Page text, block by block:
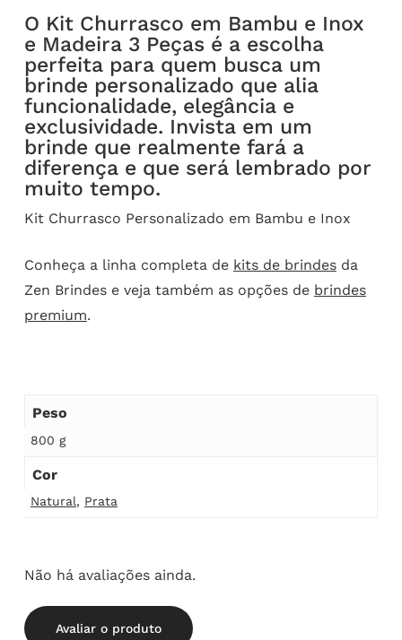
O Kit Churrasco em Bambu e Inox
e Madeira 3 Peças é a escolha
perfeita para quem busca um
brinde personalizado que alia
funcionalidade, elegância e
exclusividade. Invista em um
brinde que realmente fará a
diferença e que será lembrado por
muito tempo.
Kit Churrasco Personalizado em Bambu e Inox
Conheça a linha completa de kits de brindesda
Zen Brindes e veja também as opções de brindes
premium.
Peso
800 g
Cor
Natural, Prata
Não há avaliações ainda.
Avaliar o produto